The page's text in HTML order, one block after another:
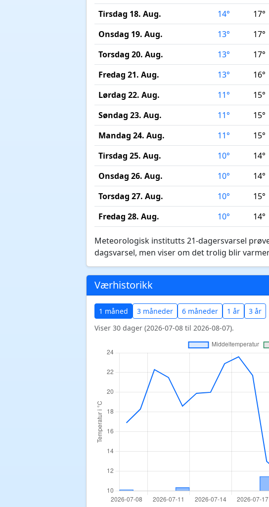
Tirsdag 18. Aug.
14° 17°
Onsdag 19. Aug.
13° 17°
Torsdag 20. Aug.
13° 17°
Fredag 21. Aug.
13° 16°
Lørdag 22. Aug.
11° 15°
Søndag 23. Aug.
11° 15°
Mandag 24. Aug.
11° 15°
Tirsdag 25. Aug.
10° 14°
Onsdag 26. Aug.
10° 14°
Torsdag 27. Aug.
10° 15°
Fredag 28. Aug.
10° 14°
Meteorologisk institutts 21-dagersvarsel
dagsvarsel, men viser om det trolig blir
Værhistorikk
1 måned 3 måneder 6 måneder 1 år 3 år
Viser 30 dager (2026-07-08 til 2026-08-07).